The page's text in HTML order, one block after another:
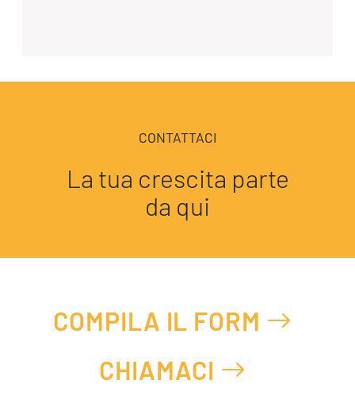
CONTATTACI
La tua crescita parte
da qui
COMPILA IL FORM
CHIAMACI